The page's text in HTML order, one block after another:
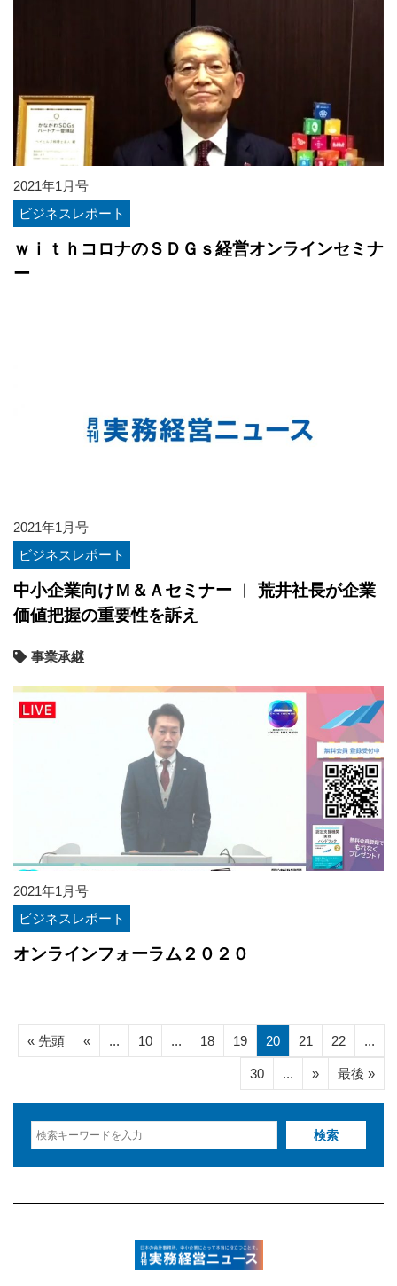
2021年1月号
ビジネスレポート
ｗｉｔｈコロナのＳＤＧｓ経営オンラインセミナ
ー
2021年1月号
ビジネスレポート
中小企業向けＭ＆Ａセミナー ︱ 荒井社長が企業
価値把握の重要性を訴え
事業承継
2021年1月号
ビジネスレポート
オンラインフォーラム２０２０
« 先頭 « ... 10 ... 18 19 20 21 22 ...
30 ... » 最後 »